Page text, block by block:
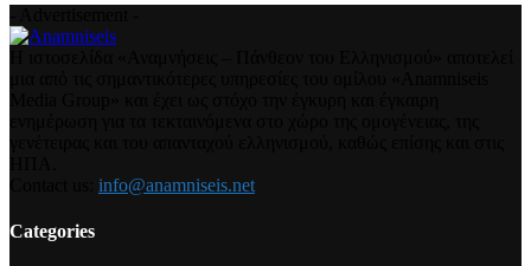
info@anamniseis.net
Categories